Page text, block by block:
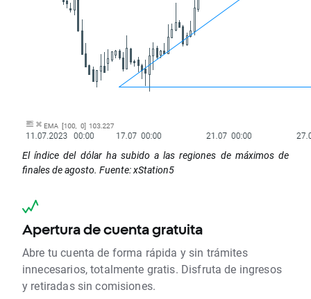
El índice del dólar ha subido a las regiones de máximos de
finales de agosto. Fuente: xStation5
Apertura de cuenta gratuita
Abre tu cuenta de forma rápida y sin trámites
innecesarios, totalmente gratis. Disfruta de ingresos
y retiradas sin comisiones.